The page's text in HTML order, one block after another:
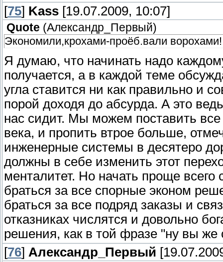
[75] Kass [19.07.2009, 10:07]
Quote (Александр_Первый)
Экономили,крохами-проёб.вали ворохами!
Я думаю, что начинать надо
получается, а в каждой теме
угла ставится ни как правильно и
порой доходя до абсурда. А это
нас сидит. Мы можем поставить
века, и пропить втрое больше,
инженерные системы в десятеро
должны в себе изменить этот
менталитет. Но начать проще всего
браться за все спорные эконом
браться за все подряд заказы и
отказниках числятся и довольно
решения, как в той фразе "ну вы
[76] Александр_Первый